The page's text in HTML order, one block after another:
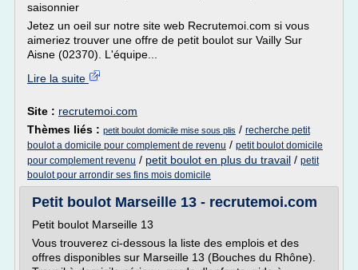
saisonnier
Jetez un oeil sur notre site web Recrutemoi.com si vous
aimeriez trouver une offre de petit boulot sur Vailly Sur
Aisne (02370). L'équipe...
Lire la suite
Site : recrutemoi.com
Thèmes liés : petit boulot domicile mise sous plis / recherche petit
boulot a domicile pour complement de revenu / petit boulot domicile
pour complement revenu / petit boulot en plus du travail / petit
boulot pour arrondir ses fins mois domicile
Petit boulot Marseille 13 - recrutemoi.com
Petit boulot Marseille 13
Vous trouverez ci-dessous la liste des emplois et des
offres disponibles sur Marseille 13 (Bouches du Rhône).